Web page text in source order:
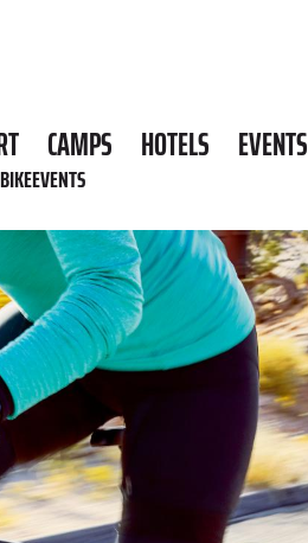
CAMPS HOTELS EVENTS